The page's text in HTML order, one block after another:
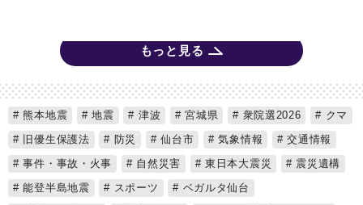
もっと見る
熊本地震 地震 津波 宮城県 衆院選2026
クマ
旧優生保護法
防災 仙台市 気象情報
交通情報
事件・事故・火事
自然災害 東日本大震災
震災遺構
能登半島地震
スポーツ
ベガルタ仙台